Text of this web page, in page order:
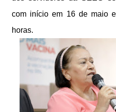
com início em 16 de maio
horas.